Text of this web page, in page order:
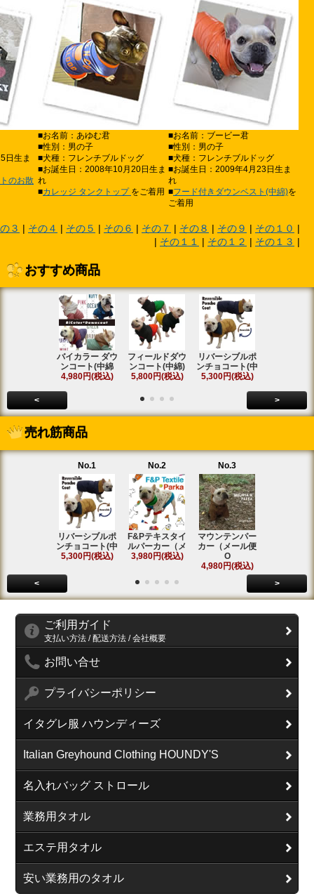
日生ま
のお散
■お名前：あゆむ君
■性別：男の子
■犬種：フレンチブルドッグ
■お誕生日：2008年10月20日生ま
れ
■カレッジ タンクトップ をご着用
■お名前：ブービー君
■性別：男の子
■犬種：フレンチブルドッグ
■お誕生日：2009年4月23日生ま
れ
■フード付きダウンベスト(中綿)を
ご着用
３ | その４ | その５ | その６ | その７ | その８ | その９ | その１０ |
| その１１ | その１２ | その１３ |
おすすめ商品
バイカラー ダウ
ンコート(中綿
4,980円(税込)
フィールドダウ
ンコート(中綿)
5,800円(税込)
リバーシブルポ
ンチョコート(中
5,300円(税込)
< >
売れ筋商品
No.1
リバーシブルポ
ンチョコート(中
5,300円(税込)
No.2
F&Pテキスタイ
ルパーカー（メ
3,980円(税込)
No.3
マウンテンパー
カー（メール便
O
4,980円(税込)
< >
ご利用ガイド
支払い方法 / 配送方法 / 会社概要
お問い合せ
プライバシーポリシー
イタグレ服 ハウンディーズ
Italian Greyhound Clothing HOUNDY'S
名入れバッグ ストロール
業務用タオル
エステ用タオル
安い業務用のタオル